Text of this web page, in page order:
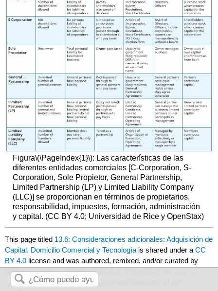
Figura\(\PageIndex{1}\): Las características de las
diferentes entidades comerciales [C-Corporation, S-
Corporation, Sole Propietor, General Partnership,
Limited Partnership (LP) y Limited Liability Company
(LLC)] se proporcionan en términos de propietarios,
responsabilidad, impuestos, formación, administración
y capital. (CC BY 4.0; Universidad de Rice y OpenStax)
This page titled 13.6: Consideraciones adicionales: Adquisición de
Capital, Domicilio Comercial y Tecnología is shared under aCC
BY 4.0 license and was authored, remixed, and/or curated by
Michael Laverty and Chris Littel et al.
content that was edited to the style and standards of the